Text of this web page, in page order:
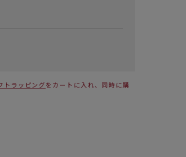
トラッピング をカートに入れ、同時に購